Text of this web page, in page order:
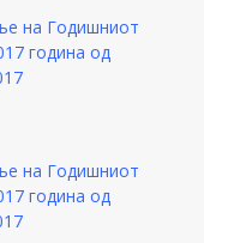
на Годишниот
година од
на Годишниот
година од